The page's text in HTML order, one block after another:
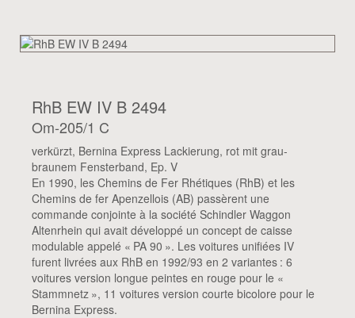
RhB EW IV B 2494
Om-205/1 C
verkürzt, Bernina Express Lackierung, rot mit grau-
braunem Fensterband, Ep. V
En 1990, les Chemins de Fer Rhétiques (RhB) et les
Chemins de fer Apenzellois (AB) passèrent une
commande conjointe à la société Schindler Waggon
Altenrhein qui avait développé un concept de caisse
modulable appelé « PA 90 ». Les voitures unifiées IV
furent livrées aux RhB en 1992/93 en 2 variantes : 6
voitures version longue peintes en rouge pour le «
Stammnetz », 11 voitures version courte bicolore pour le
Bernina Express.